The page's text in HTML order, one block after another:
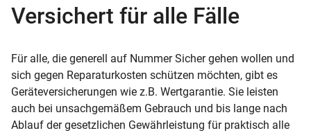
Versichert für alle Fälle
Für alle, die generell auf Nummer Sicher gehen wollen und
sich gegen Reparaturkosten schützen möchten, gibt es
Geräteversicherungen wie z.B. Wertgarantie. Sie leisten
auch bei unsachgemäßem Gebrauch und bis lange nach
Ablauf der gesetzlichen Gewährleistung für praktisch alle